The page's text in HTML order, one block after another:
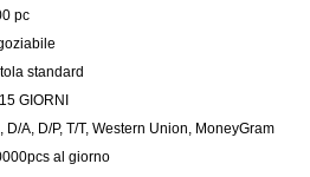
pc
standard
GIORNI
D/A, D/P, T/T, Western Union, MoneyGram
al giorno